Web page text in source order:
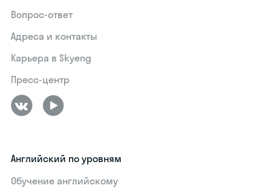
Вопрос-ответ
Адреса и контакты
Карьера в Skyeng
Пресс-центр
Английский по уровням
Обучение английскому